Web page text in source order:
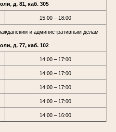
д. 81, каб. 305
15:00 – 18:00
и административным делам
д. 77, каб. 102
14:00 – 17:00
14:00 – 17:00
14:00 – 17:00
14:00 – 17:00
14:00 – 16:00